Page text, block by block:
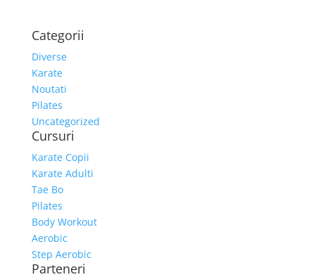
Categorii
Diverse
Karate
Noutati
Pilates
Uncategorized
Cursuri
Karate Copii
Karate Adulti
Tae Bo
Pilates
Body Workout
Aerobic
Step Aerobic
Parteneri